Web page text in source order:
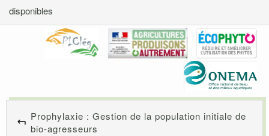
disponibles
Prophylaxie : Gestion de la population initiale de
bio-agresseurs